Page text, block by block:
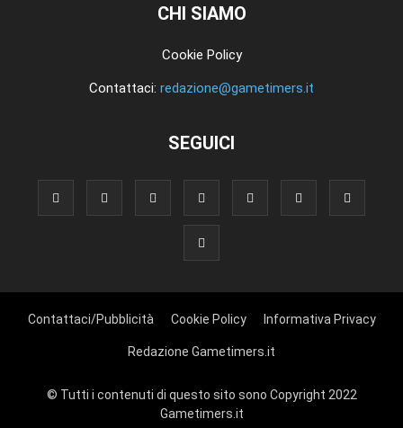
CHI SIAMO
Cookie Policy
Contattaci: redazione@gametimers.it
SEGUICI
Contattaci/Pubblicità Cookie Policy Informativa Privacy
Redazione Gametimers.it
© Tutti i contenuti di questo sito sono Copyright 2022
Gametimers.it